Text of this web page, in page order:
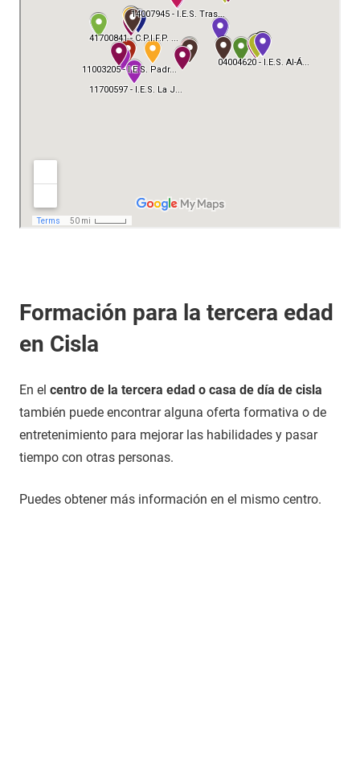
Formación para la tercera edad
en Cisla
En el centro de la tercera edad o casa de día de cisla
también puede encontrar alguna oferta formativa o de
entretenimiento para mejorar las habilidades y pasar
tiempo con otras personas.
Puedes obtener más información en el mismo centro.